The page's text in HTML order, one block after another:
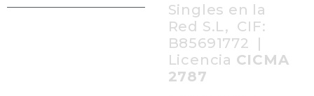
Singles en la
Red S.L, CIF:
B85691772 |
Licencia CICMA
2787